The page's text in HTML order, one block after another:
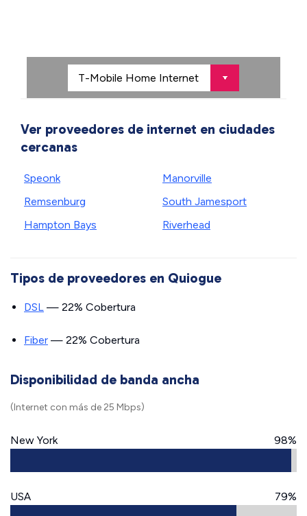
Ver proveedores de internet en ciudades
cercanas
Speonk
Remsenburg
Hampton Bays
Manorville
South Jamesport
Riverhead
Tipos de proveedores en Quiogue
DSL — 22% Cobertura
Fiber — 22% Cobertura
Disponibilidad de banda ancha
(Internet con más de 25 Mbps)
New York 98%
USA 79%